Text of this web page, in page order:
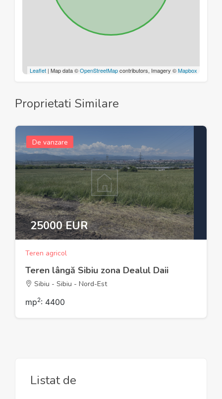
Leaflet | Map data ©OpenStreetMapcontributors, Imagery ©Mapbox
Proprietati Similare
De vanzare
25000 EUR
Teren agricol
Teren lângă Sibiu zona Dealul Daii
Sibiu - Sibiu - Nord-Est
mp2: 4400
Listat de